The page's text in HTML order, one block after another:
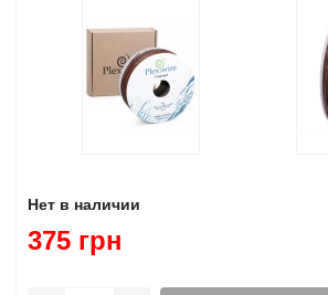
Нет в наличии
375 грн